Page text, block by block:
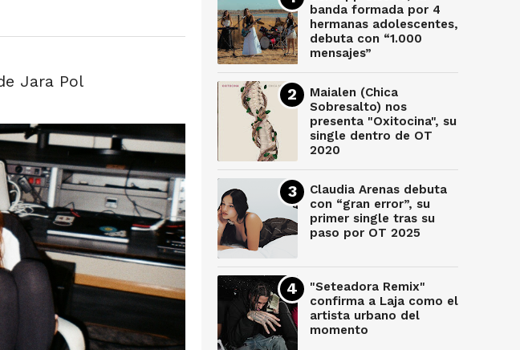
Jara Pol
banda formada por 4
hermanas adolescentes,
debuta con “1.000
mensajes”
Maialen (Chica
Sobresalto) nos
presenta "Oxitocina", su
single dentro de OT
2020
Claudia Arenas debuta
con “gran error”, su
primer single tras su
paso por OT 2025
"Seteadora Remix"
confirma a Laja como el
artista urbano del
momento